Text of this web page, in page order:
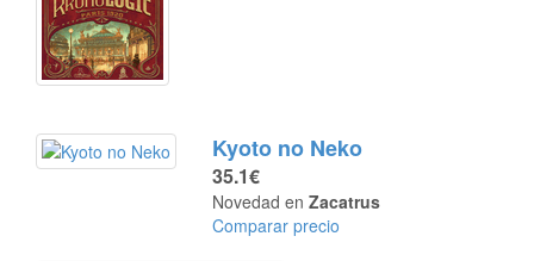
Kyoto no Neko
35.1€
Novedad en Zacatrus
Comparar precio